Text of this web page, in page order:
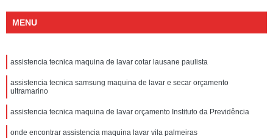
MENU
assistencia tecnica maquina de lavar cotar lausane paulista
assistencia tecnica samsung maquina de lavar e secar orçamento
ultramarino
assistencia tecnica maquina de lavar orçamento Instituto da Previdência
onde encontrar assistencia maquina lavar vila palmeiras